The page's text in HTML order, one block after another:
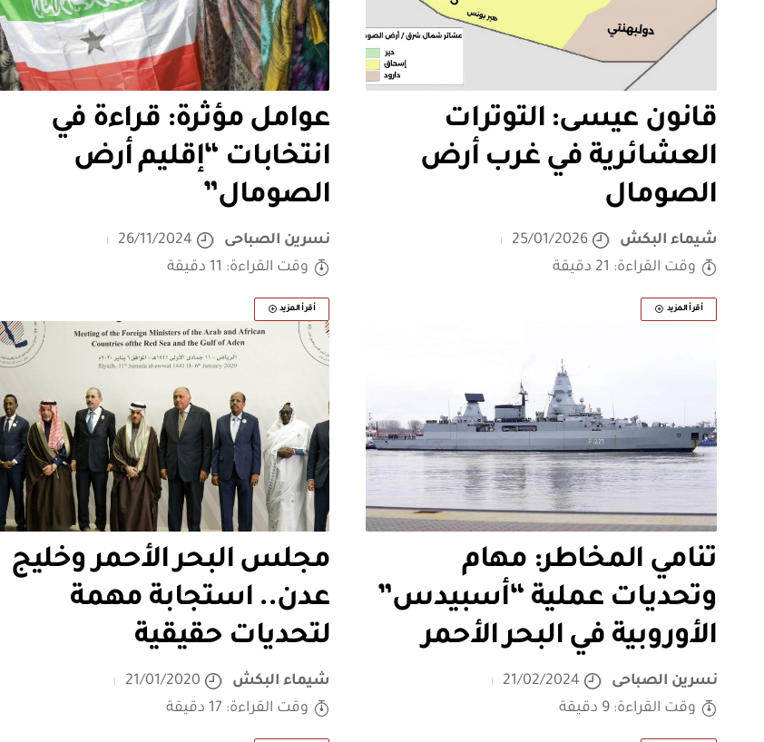
قانون عيسى: التوترات
العشائرية في غرب أرض
الصومال
شيماء البكش
25/01/2026
وقت القراءة: 21 دقيقة
أقرأ المزيد
عوامل مؤثرة: قراءة في
انتخابات “إقليم أرض
الصومال”
نسرين الصباحى
26/11/2024
وقت القراءة: 11 دقيقة
أقرأ المزيد
تنامي المخاطر: مهام
وتحديات عملية “أسبيدس”
الأوروبية في البحر الأحمر
نسرين الصباحى
21/02/2024
وقت القراءة: 9 دقيقة
مجلس البحر الأحمر وخليج
عدن.. استجابة مهمة
لتحديات حقيقية
شيماء البكش
21/01/2020
وقت القراءة: 17 دقيقة